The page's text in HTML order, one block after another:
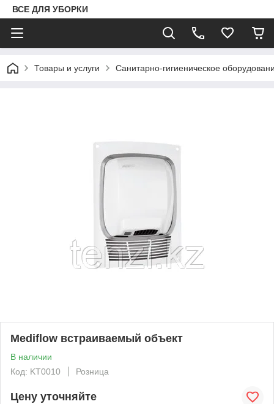
ВСЕ ДЛЯ УБОРКИ
Товары и услуги Санитарно-гигиеническое
Mediflow встраиваемый объект
В наличии
Код: KT0010
Розница
Цену уточняйте